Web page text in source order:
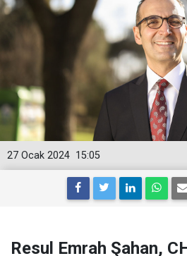
15:05
27 Ocak 2024
Resul Emrah Şahan,